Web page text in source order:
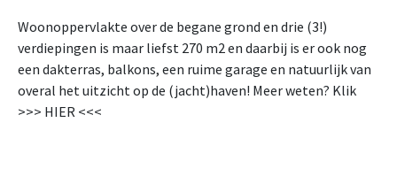
Woonoppervlakte over de begane grond en drie (3!)
verdiepingen is maar liefst 270 m2 en daarbij is er ook nog
een dakterras, balkons, een ruime garage en natuurlijk van
overal het uitzicht op de (jacht)haven! Meer weten? Klik
>>> HIER <<<